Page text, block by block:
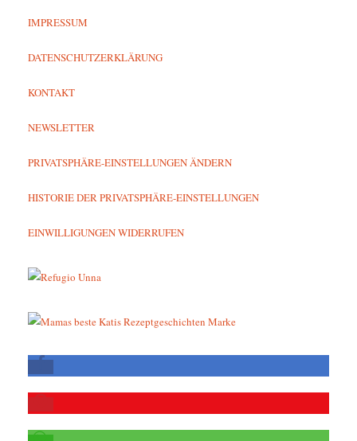
IMPRESSUM
DATENSCHUTZERKLÄRUNG
KONTAKT
NEWSLETTER
PRIVATSPHÄRE-EINSTELLUNGEN ÄNDERN
HISTORIE DER PRIVATSPHÄRE-EINSTELLUNGEN
EINWILLIGUNGEN WIDERRUFEN